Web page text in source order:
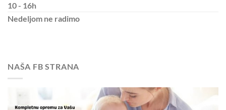
10 - 16h
Nedeljom ne radimo
NAŠA FB STRANA